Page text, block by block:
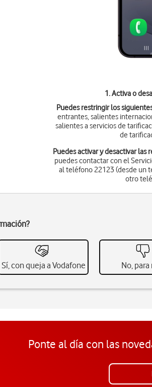
1. Activa o
Puedes restringir los
entrantes, salientes
salientes a servicios de
de
Puedes activar y desactivar las
puedes contactar con el
al teléfono 22123 (desde un
otro
Sí, con queja a Vodafone No, para
Ponte al día con las